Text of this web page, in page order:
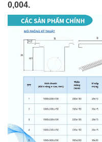
0,004.